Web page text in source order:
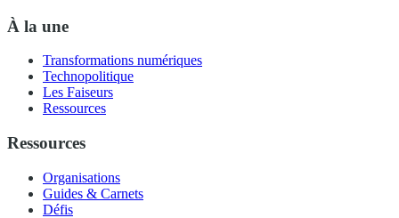
À la une
Transformations numériques
Technopolitique
Les Faiseurs
Ressources
Ressources
Organisations
Guides & Carnets
Défis